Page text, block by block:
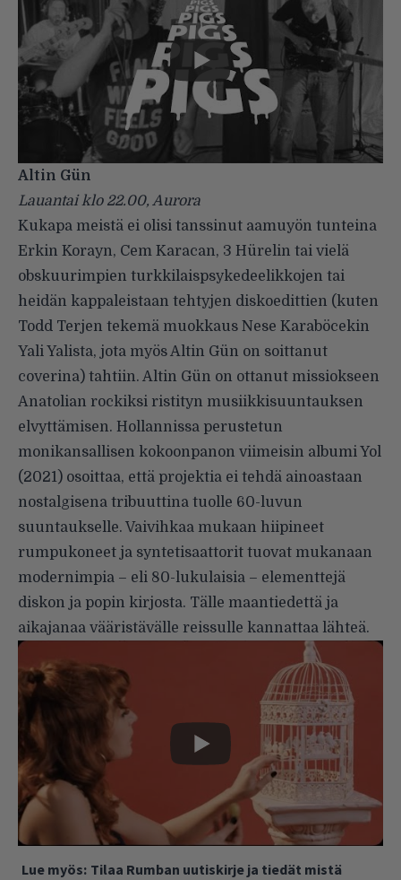
Altin Gün
Lauantai klo 22.00, Aurora
Kukapa meistä ei olisi tanssinut aamuyön tunteina
Erkin Korayn, Cem Karacan, 3 Hürelin tai vielä
obskuurimpien turkkilaispsykedeelikkojen tai
heidän kappaleistaan tehtyjen diskoedittien (kuten
Todd Terjen tekemä muokkaus Nese Karaböcekin
Yali Yalista, jota myös Altin Gün on soittanut
coverina) tahtiin. Altin Gün on ottanut missiokseen
Anatolian rockiksi ristityn musiikkisuuntauksen
elvyttämisen. Hollannissa perustetun
monikansallisen kokoonpanon viimeisin albumi Yol
(2021) osoittaa, että projektia ei tehdä ainoastaan
nostalgisena tribuuttina tuolle 60-luvun
suuntaukselle. Vaivihkaa mukaan hiipineet
rumpukoneet ja syntetisaattorit tuovat mukanaan
modernimpia – eli 80-lukulaisia – elementtejä
diskon ja popin kirjosta. Tälle maantiedettä ja
aikajanaa vääristävälle reissulle kannattaa lähteä.
Lue myös: Tilaa Rumban uutiskirje ja tiedät mistä